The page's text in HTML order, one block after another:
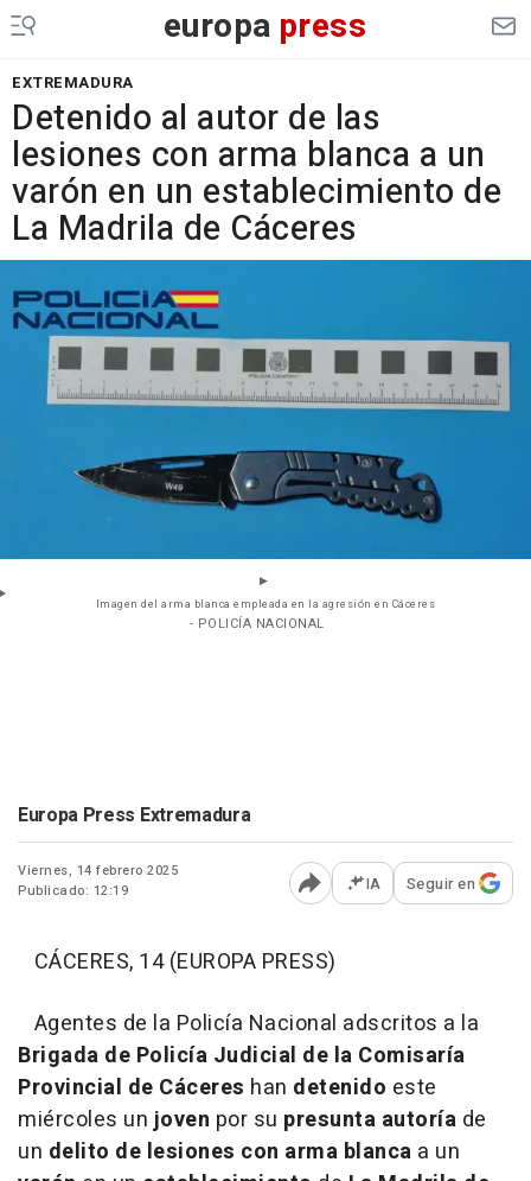
europa press
EXTREMADURA
Detenido al autor de las
lesiones con arma blanca a un
varón en un establecimiento de
La Madrila de Cáceres
Imagen del arma blanca empleada en la agresión en Cáceres
- POLICÍA NACIONAL
Europa Press Extremadura
Viernes, 14 febrero 2025
Publicado: 12:19
Abrir opciones para
IA Seguir en
CÁCERES, 14 (EUROPA PRESS)
Agentes de la Policía Nacional adscritos a la
Brigada de Policía Judicial de la Comisaría
Provincial de Cáceres han detenido este
miércoles unjoven por su presunta autoría de
un delito de lesiones con arma blanca a un